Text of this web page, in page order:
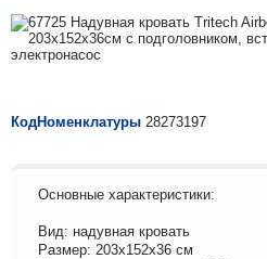
КодНоменклатуры 28273197
Основные характеристики:
Вид: надувная кровать
Размер: 203х152х36 см